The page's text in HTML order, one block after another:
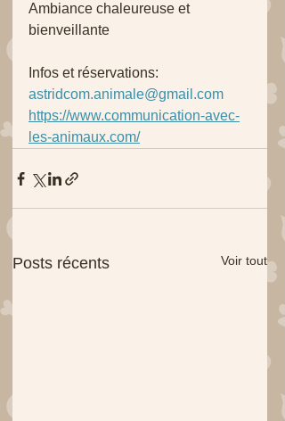
Ambiance chaleureuse et
bienveillante
Infos et réservations:
astridcom.animale@gmail.com
https://www.communication-avec-
les-animaux.com/
Posts récents Voir tout